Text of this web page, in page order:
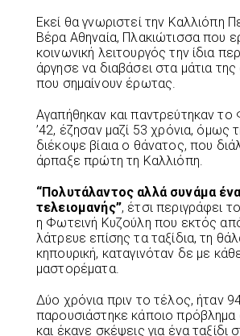
Εκεί θα γνωριστεί την Καλλιόπη
Βέρα Αθηναία, Πλακιώτισσα που
κοινωνική λειτουργός την ίδια
άργησε να διαβάσει στα μάτια
που σημαίνουν έρωτας.
Αγαπήθηκαν και παντρεύτηκαν
’42, έζησαν μαζί 53 χρόνια, όμως
διέκοψε βίαια ο θάνατος, που
άρπαξε πρώτη τη Καλλιόπη.
“Πολυτάλαντος αλλά συνάμα
τελειομανής”, έτσι περιγράφει
η Φωτεινή Κυζούλη που εκτός από
λάτρευε επίσης τα ταξίδια, τη
κηπουρική, καταγινόταν δε με
μαστορέματα.
Δύο χρόνια πριν το τέλος, ήταν
παρουσιάστηκε κάποιο πρόβλημα
και έκανε σκέψεις για ένα ταξίδι